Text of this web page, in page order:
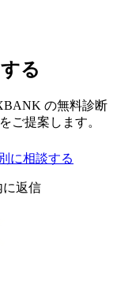
る
の無料診断
ご提案します。
に相談する
に返信